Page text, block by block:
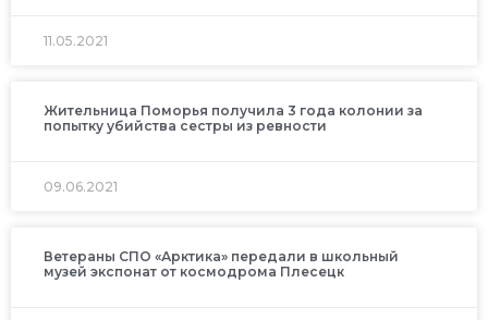
11.05.2021
Жительница Поморья получила 3 года колонии за
попытку убийства сестры из ревности
09.06.2021
Ветераны СПО «Арктика» передали в школьный
музей экспонат от космодрома Плесецк